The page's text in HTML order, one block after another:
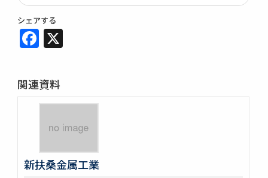
シェアする
Facebook
関連資料
新扶桑金属工業